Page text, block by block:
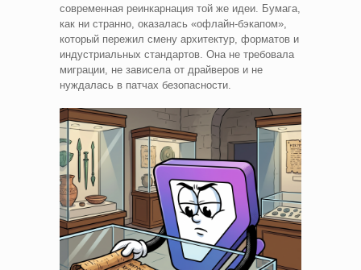
современная реинкарнация той же идеи. Бумага,
как ни странно, оказалась «офлайн-бэкапом»,
который пережил смену архитектур, форматов и
индустриальных стандартов. Она не требовала
миграции, не зависела от драйверов и не
нуждалась в патчах безопасности.